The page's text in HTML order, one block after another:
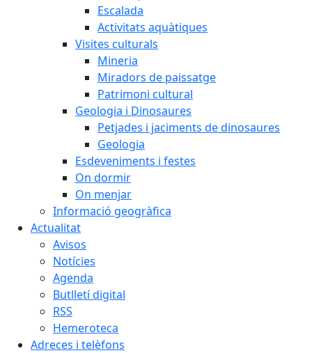
Escalada
Activitats aquàtiques
Visites culturals
Mineria
Miradors de paissatge
Patrimoni cultural
Geologia i Dinosaures
Petjades i jaciments de dinosaures
Geologia
Esdeveniments i festes
On dormir
On menjar
Informació geogràfica
Actualitat
Avisos
Notícies
Agenda
Butlletí digital
RSS
Hemeroteca
Adreces i telèfons